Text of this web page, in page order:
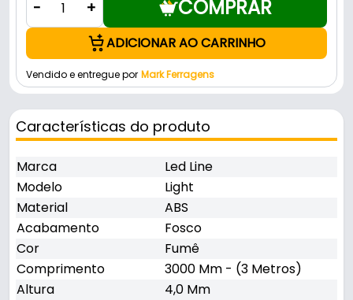
- + COMPRAR
ADICIONAR AO CARRINHO
Vendido e entregue por Mark Ferragens
Características do produto
Marca
Led Line
Modelo
Light
Material
ABS
Acabamento
Fosco
Cor
Fumê
Comprimento
3000 Mm - (3 Metros)
Altura
4,0 Mm